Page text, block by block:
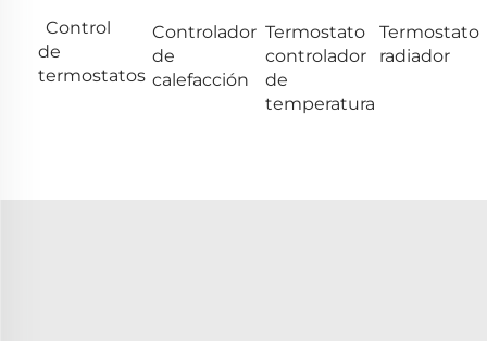
Control
de
termostatos
Controlador
de
calefacción
Termostato
controlador
de
temperatura
Termostato
radiador